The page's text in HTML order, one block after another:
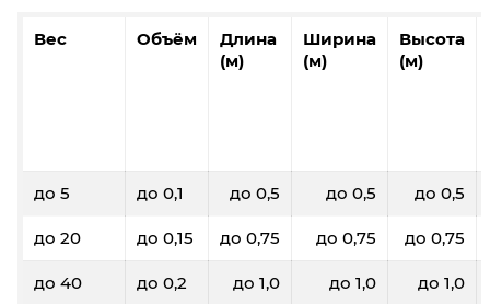
Вес Объём
Длина
(м)
Ширина
(м)
Высота
(м)
до 5 до 0,1 до 0,5 до 0,5 до 0,5
до 20 до 0,15 до 0,75 до 0,75 до 0,75
до 40 до 0,2 до 1,0 до 1,0 до 1,0